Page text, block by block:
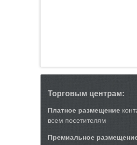
Торговым центрам:
Платное размещение
всем посетителям
Премиальное